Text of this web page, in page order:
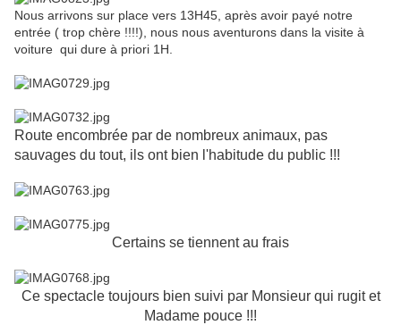
Nous arrivons sur place vers 13H45, après avoir payé notre
entrée ( trop chère !!!!), nous nous aventurons dans la visite à
voiture qui dure à priori 1H.
Route encombrée par de nombreux animaux, pas
sauvages du tout, ils ont bien l'habitude du public !!!
Certains se tiennent au frais
Ce spectacle toujours bien suivi par Monsieur qui rugit et
Madame pouce !!!